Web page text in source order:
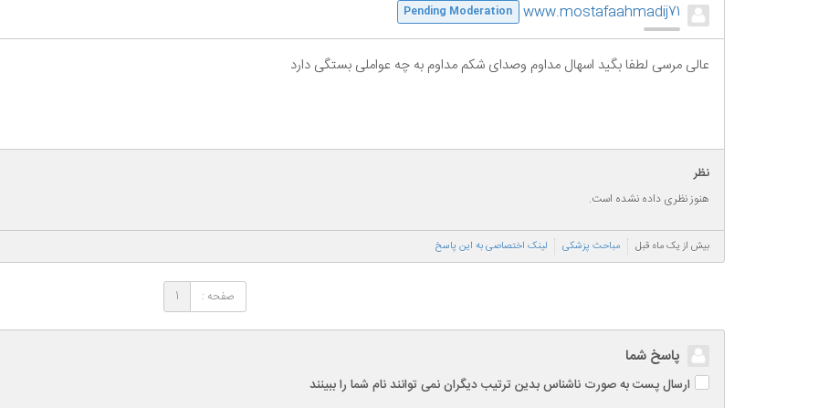
www.mostafaahmadij71
Pending Moderation
عالی مرسی لطفا بگید اسهال مداوم وصدای شکم مداوم به چه عواملی بستگی دارد
نظر
هنوز نظری داده نشده است.
بیش از یک ماه قبل مباحث پزشکی لینک اختصاصی به این پاسخ
صفحه : 1
پاسخ شما
ارسال پست به صورت ناشناس بدین ترتیب دیگران نمی توانند نام شما را ببینند